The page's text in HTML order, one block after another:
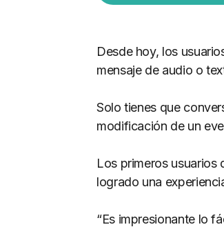
Desde hoy, los
mensaje de audio o
Solo tienes que
modificación de un
Los primeros
logrado una
“Es impresionante lo